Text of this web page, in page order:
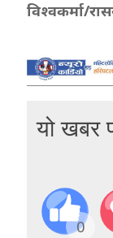
विश्वकर्मा/
यो खबर
0